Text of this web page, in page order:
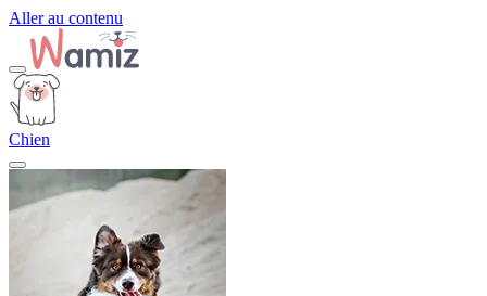
Aller au contenu
Chien